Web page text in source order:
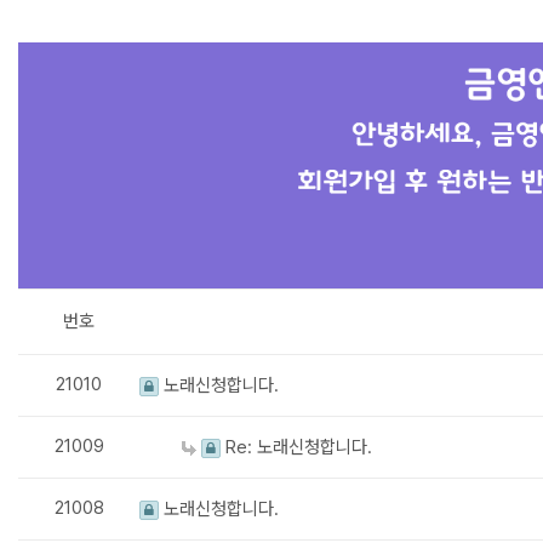
번호
21010 노래신청합니다.
21009 Re: 노래신청합니다.
21008 노래신청합니다.